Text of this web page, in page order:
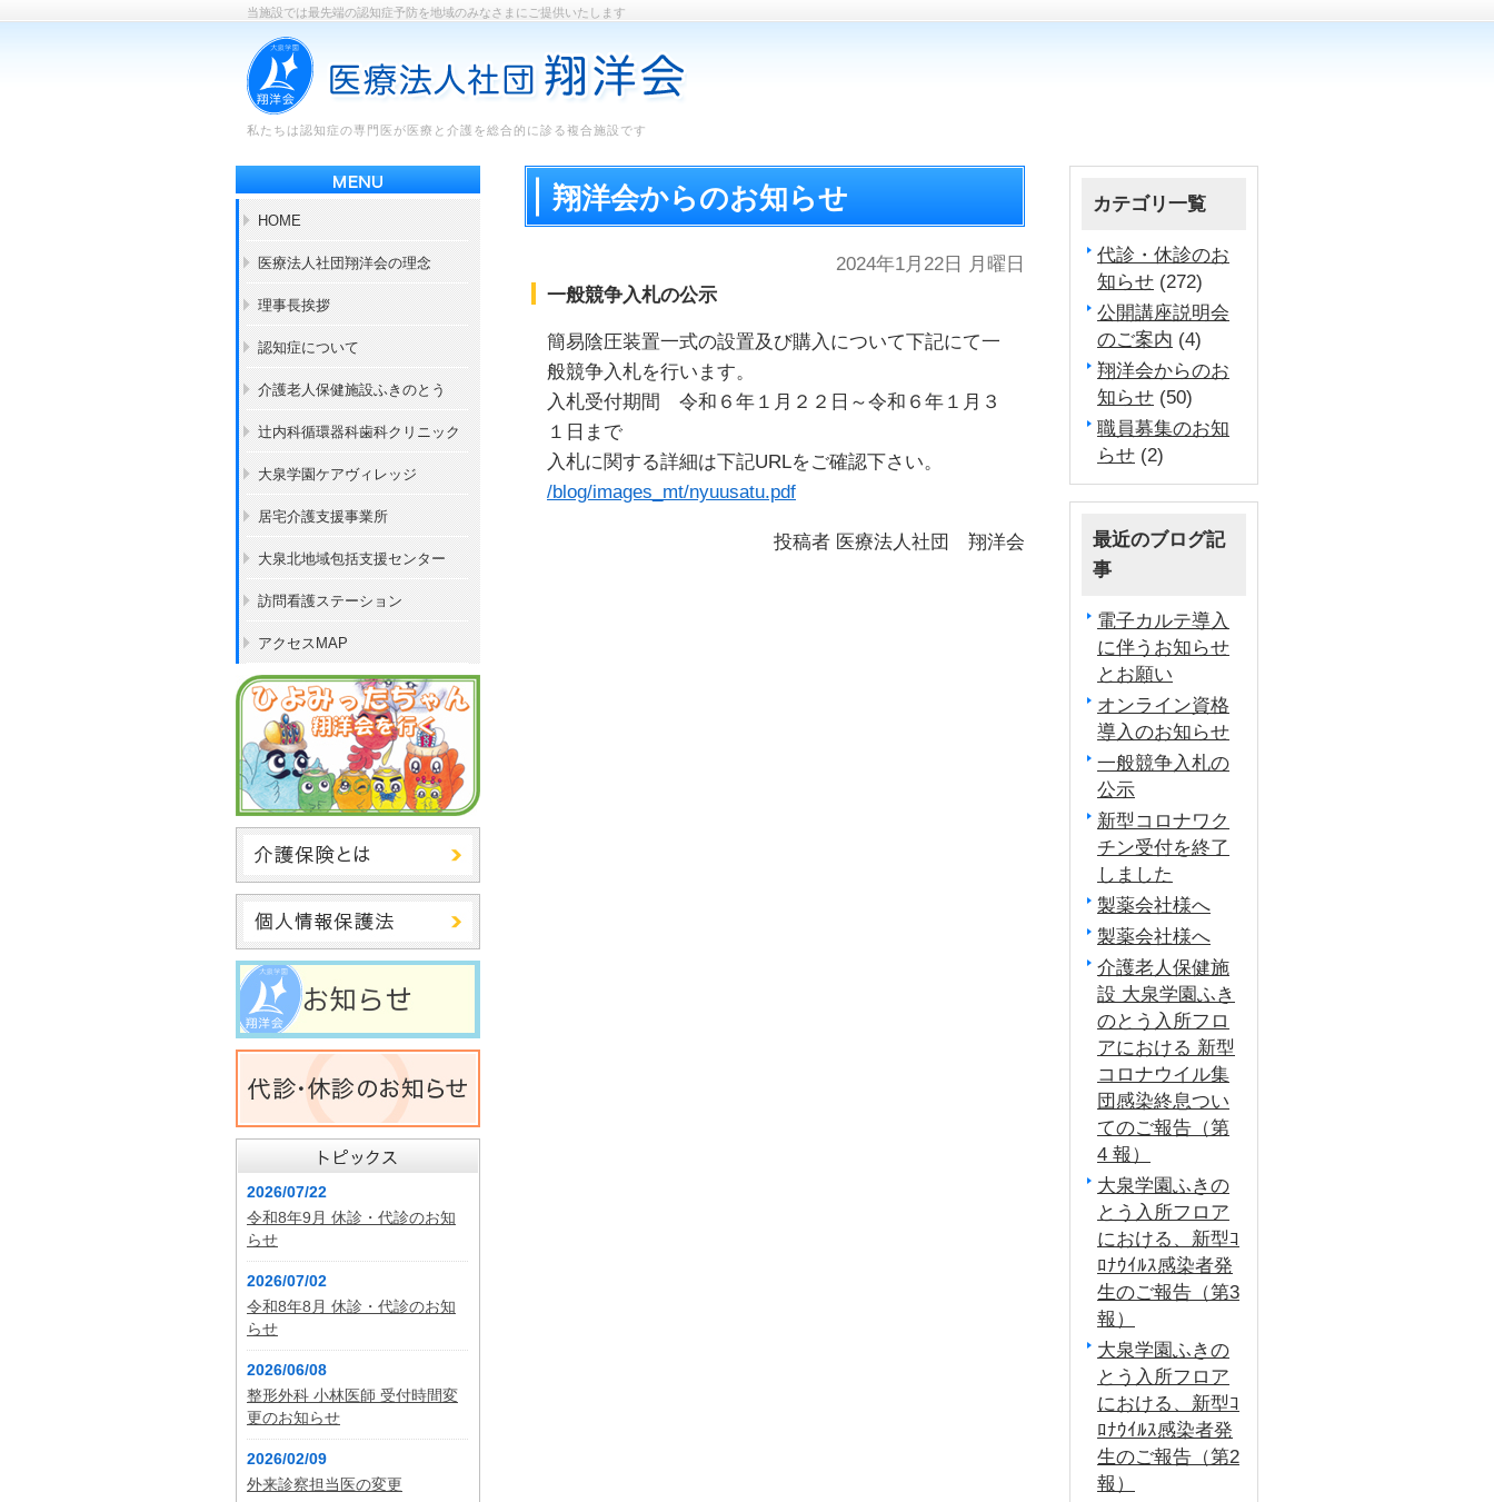
当施設では最先端の認知症予防を地域のみなさまにご提供いたします
私たちは認知症の専門医が医療と介護を総合的に診る複合施設です
翔洋会からのお知らせ
2024年1月22日 月曜日
一般競争入札の公示
簡易陰圧装置一式の設置及び購入について下記にて一
般競争入札を行います。
入札受付期間 令和６年１月２２日～令和６年１月３
１日まで
入札に関する詳細は下記URLをご確認下さい。
/blog/images_mt/nyuusatu.pdf
投稿者 医療法人社団 翔洋会
カテゴリ一覧
代診・休診のお
知らせ (272)
公開講座説明会
のご案内 (4)
翔洋会からのお
知らせ (50)
職員募集のお知
らせ (2)
最近のブログ記
事
電子カルテ導入
に伴うお知らせ
とお願い
オンライン資格
導入のお知らせ
一般競争入札の
公示
新型コロナワク
チン受付を終了
しました
製薬会社様へ
製薬会社様へ
介護老人保健施
設 大泉学園ふき
のとう入所フロ
アにおける 新型
コロナウイル集
団感染終息つい
てのご報告（第
4 報）
大泉学園ふきの
とう入所フロア
における、新型ｺ
ﾛﾅｳｲﾙｽ感染者発
生のご報告（第3
報）
大泉学園ふきの
とう入所フロア
における、新型ｺ
ﾛﾅｳｲﾙｽ感染者発
生のご報告（第2
報）
HOME
医療法人社団翔洋会の理念
理事長挨拶
認知症について
介護老人保健施設ふきのとう
辻内科循環器科歯科クリニック
大泉学園ケアヴィレッジ
居宅介護支援事業所
大泉北地域包括支援センター
訪問看護ステーション
アクセスMAP
2026/07/22
令和8年9月 休診・代診のお知
らせ
2026/07/02
令和8年8月 休診・代診のお知
らせ
2026/06/08
整形外科 小林医師 受付時間変
更のお知らせ
2026/02/09
外来診察担当医の変更